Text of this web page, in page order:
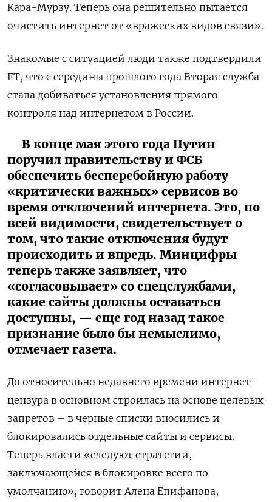
Кара-Мурзу. Теперь она решительно пытается
очистить интернет от «вражеских видов связи».
Знакомые с ситуацией люди также подтвердили
FT, что с середины прошлого года Вторая служба
стала добиваться установления прямого
контроля над интернетом в России.
В конце мая этого года Путин
поручил правительству и ФСБ
обеспечить бесперебойную работу
«критически важных» сервисов во
время отключений интернета. Это, по
всей видимости, свидетельствует о
том, что такие отключения будут
происходить и впредь. Минцифры
теперь также заявляет, что
«согласовывает» со спецслужбами,
какие сайты должны оставаться
доступны, — еще год назад такое
признание было бы немыслимо,
отмечает газета.
До относительно недавнего времени интернет-
цензура в основном строилась на основе целевых
запретов – в черные списки вносились и
блокировались отдельные сайты и сервисы.
Теперь власти «следуют стратегии,
заключающейся в блокировке всего по
умолчанию», говорит Алена Епифанова,